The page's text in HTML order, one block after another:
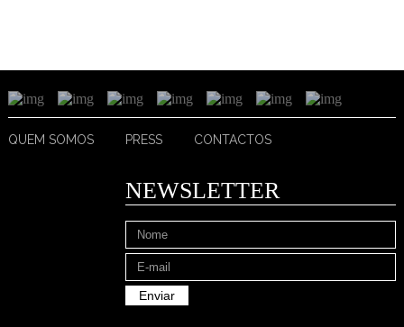
QUEM SOMOS PRESS CONTACTOS
NEWSLETTER